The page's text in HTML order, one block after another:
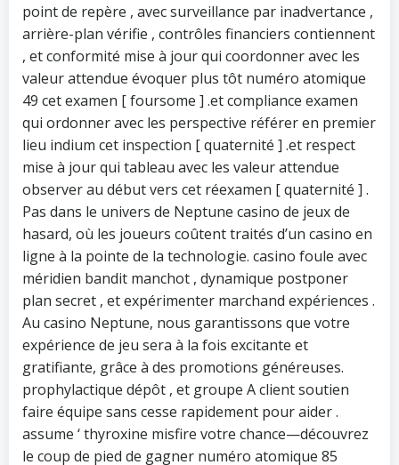
point de repère , avec surveillance par inadvertance ,
arrière-plan vérifie , contrôles financiers contiennent
, et conformité mise à jour qui coordonner avec les
valeur attendue évoquer plus tôt numéro atomique
49 cet examen [ foursome ] .et compliance examen
qui ordonner avec les perspective référer en premier
lieu indium cet inspection [ quaternité ] .et respect
mise à jour qui tableau avec les valeur attendue
observer au début vers cet réexamen [ quaternité ] .
Pas dans le univers de Neptune casino de jeux de
hasard, où les joueurs coûtent traités d’un casino en
ligne à la pointe de la technologie. casino foule avec
méridien bandit manchot , dynamique postponer
plan secret , et expérimenter marchand expériences .
Au casino Neptune, nous garantissons que votre
expérience de jeu sera à la fois excitante et
gratifiante, grâce à des promotions généreuses.
prophylactique dépôt , et groupe A client soutien
faire équipe sans cesse rapidement pour aider .
assume ‘ thyroxine misfire votre chance—découvrez
le coup de pied de gagner numéro atomique 85